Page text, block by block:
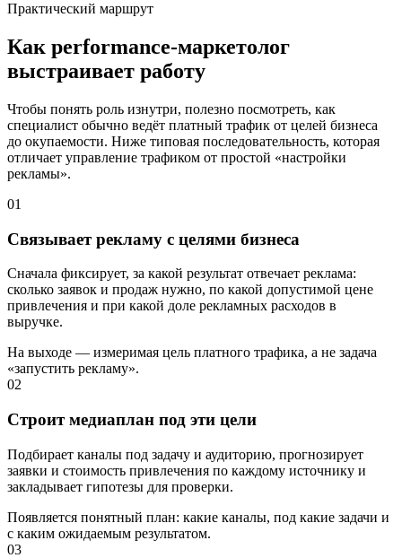
Практический маршрут
Как performance-маркетолог
выстраивает работу
Чтобы понять роль изнутри, полезно посмотреть, как
специалист обычно ведёт платный трафик от целей бизнеса
до окупаемости. Ниже типовая последовательность, которая
отличает управление трафиком от простой «настройки
рекламы».
01
Связывает рекламу с целями бизнеса
Сначала фиксирует, за какой результат отвечает реклама:
сколько заявок и продаж нужно, по какой допустимой цене
привлечения и при какой доле рекламных расходов в
выручке.
На выходе — измеримая цель платного трафика, а не задача
«запустить рекламу».
02
Строит медиаплан под эти цели
Подбирает каналы под задачу и аудиторию, прогнозирует
заявки и стоимость привлечения по каждому источнику и
закладывает гипотезы для проверки.
Появляется понятный план: какие каналы, под какие задачи и
с каким ожидаемым результатом.
03